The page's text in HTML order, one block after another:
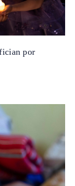
por